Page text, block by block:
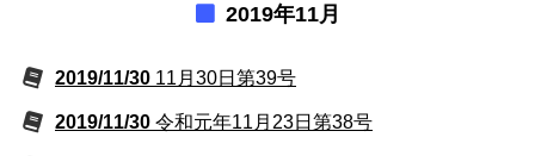
2019年11月
2019/11/30 11月30日第39号
2019/11/30 令和元年11月23日第38号